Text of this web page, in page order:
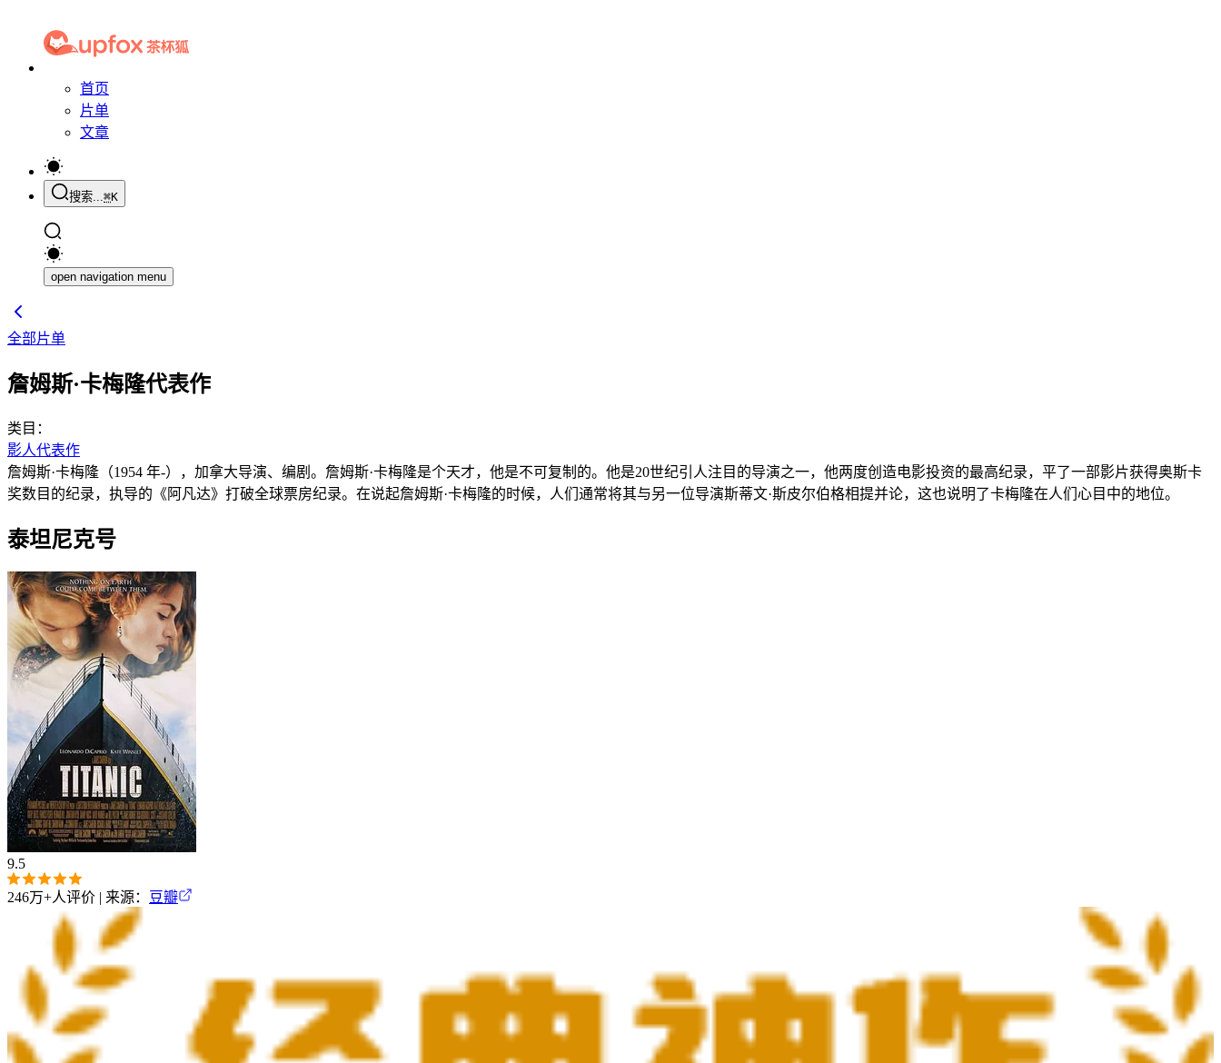
首页
片单
文章
搜索...⌘K
open navigation menu
全部片单
詹姆斯·卡梅隆代表作
类目：
影人代表作
詹姆斯·卡梅隆（1954 年-），加拿大导演、编剧。詹姆斯·卡梅隆是个天才，他是不可复制的。他是20世纪引人注目的导演之一，他两度创造电影投资的最高纪录，平了一部影片获得奥斯卡
奖数目的纪录，执导的《阿凡达》打破全球票房纪录。在说起詹姆斯·卡梅隆的时候，人们通常将其与另一位导演斯蒂文·斯皮尔伯格相提并论，这也说明了卡梅隆在人们心目中的地位。
泰坦尼克号
9.5
246万+人评价 | 来源： 豆瓣